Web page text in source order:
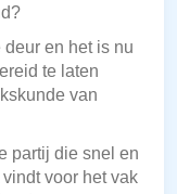
en het is nu
te laten
van
partij die snel en
voor het vak